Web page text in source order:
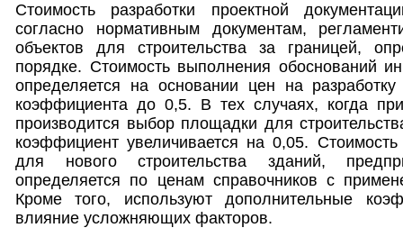
Стоимость разработки проектной
согласно нормативным документам,
объектов для строительства за границей,
порядке. Стоимость выполнения обоснований
определяется на основании цен на
коэффициента до 0,5. В тех случаях, когда
производится выбор площадки для
коэффициент увеличивается на 0,05. Стоимость
для нового строительства зданий,
определяется по ценам справочников с
Кроме того, используют дополнительные
влияние усложняющих факторов.